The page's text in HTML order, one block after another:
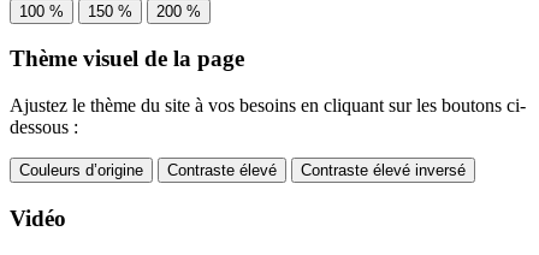
100 % 150 % 200 %
Thème visuel de la page
Ajustez le thème du site à vos besoins en cliquant sur les boutons ci-
dessous :
Couleurs d’origine Contraste élevé Contraste élevé inversé
Vidéo